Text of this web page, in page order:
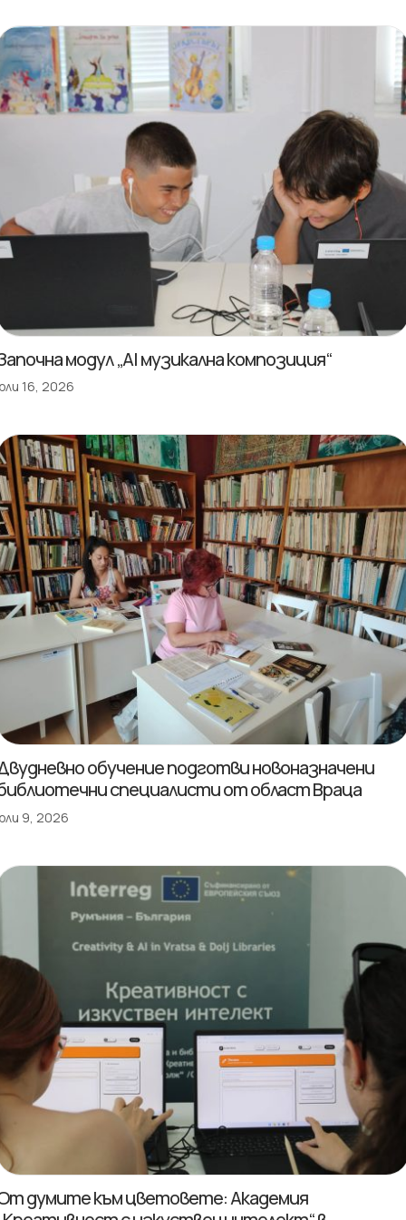
модул „AI музикална композиция“
16, 2026
обучение подготви новоназначени
специалисти от област Враца
9, 2026
думите към цветовете: Академия